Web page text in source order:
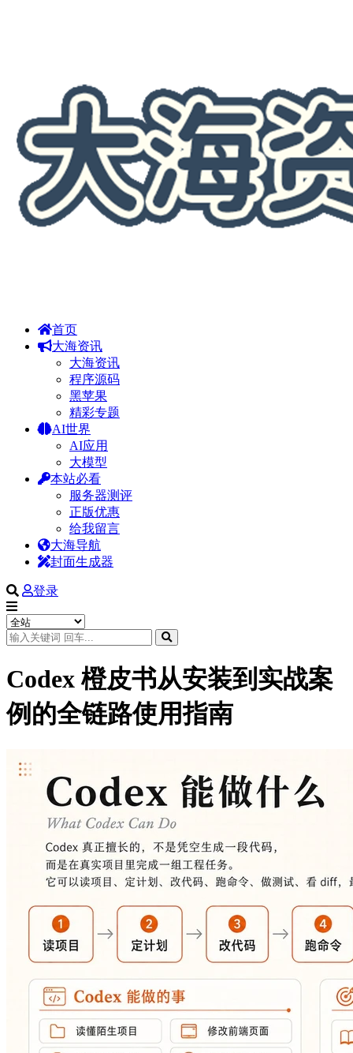
首页
大海资讯
大海资讯
程序源码
黑苹果
精彩专题
AI世界
AI应用
大模型
本站必看
服务器测评
正版优惠
给我留言
大海导航
封面生成器
登录
Codex 橙皮书从安装到实战案
例的全链路使用指南